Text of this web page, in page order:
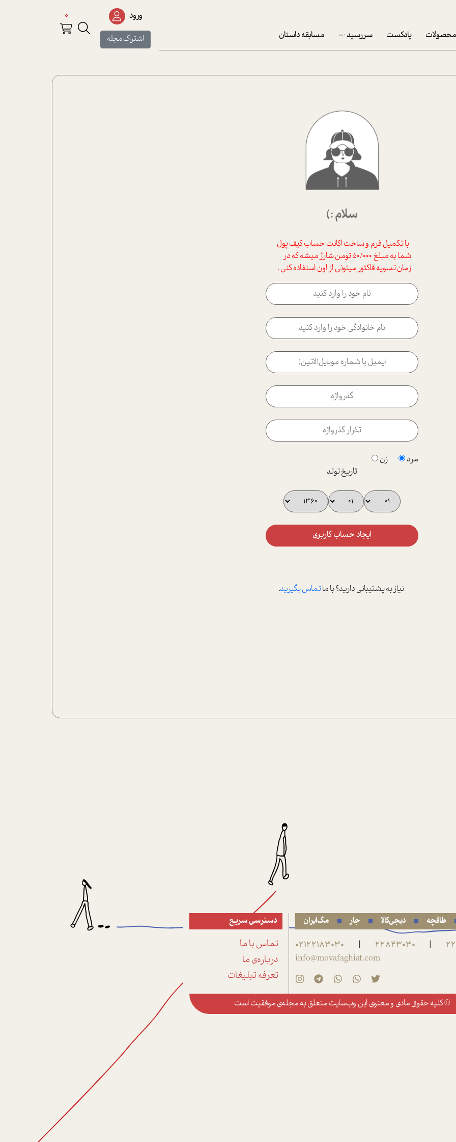
محصولات پادکست سررسید
پکيج نوروزي موفقيت
تقویم رومیزی
تقویم دیواری
مسابقه داستان
ورود
اشتراک مجله
0
سلام :)
با تکمیل فرم و ساخت اکانت حساب کیف پول
شما به مبلغ 50/000 تومن شارژ میشه که در
زمان تسویه فاکتور میتونی از اون استفاده کنی .
مرد
زن
تاریخ تولد
ایجاد حساب کاربری
نیاز به پشتیبانی دارید؟ با ماتماس بگیرید.
طاقچه دیجی‌کالا جار مگ‌ایران
|
22843030
|
02122183030
info@movafaghiat.com
دسترسی سریع
تماس با ما
درباره‌ی ما
تعرفه تبلیغات
© کلیه حقوق مادی و معنوی این وب‌سایت متعلق بهمجله‌ی موفقیتاست